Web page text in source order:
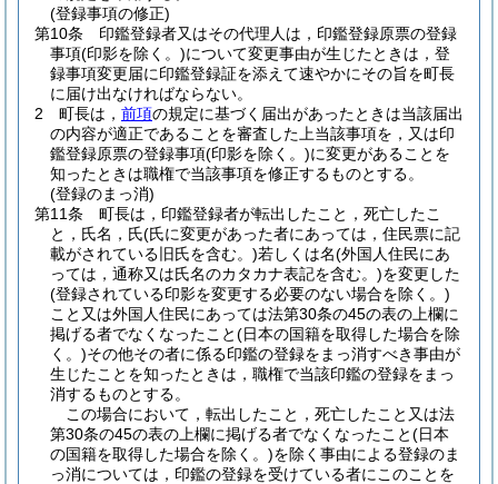
(登録事項の修正)
第10条
印鑑登録者又はその代理人は，印鑑登録原票の登録
事項(印影を除く。)について変更事由が生じたときは，登
録事項変更届に印鑑登録証を添えて速やかにその旨を町長
に届け出なければならない。
2
町長は， 前項の規定に基づく届出があったときは当該届出
の内容が適正であることを審査した上当該事項を，又は印
鑑登録原票の登録事項(印影を除く。)に変更があることを
知ったときは職権で当該事項を修正するものとする。
(登録のまっ消)
第11条
町長は，印鑑登録者が転出したこと，死亡したこ
と，氏名，氏(氏に変更があった者にあっては，住民票に記
載がされている旧氏を含む。)若しくは名(外国人住民にあ
っては，通称又は氏名のカタカナ表記を含む。)を変更した
(登録されている印影を変更する必要のない場合を除く。)
こと又は外国人住民にあっては法第30条の45の表の上欄に
掲げる者でなくなったこと(日本の国籍を取得した場合を除
く。)その他その者に係る印鑑の登録をまっ消すべき事由が
生じたことを知ったときは，職権で当該印鑑の登録をまっ
消するものとする。
この場合において，転出したこと，死亡したこと又は法
第30条の45の表の上欄に掲げる者でなくなったこと(日本
の国籍を取得した場合を除く。)を除く事由による登録のま
っ消については，印鑑の登録を受けている者にこのことを